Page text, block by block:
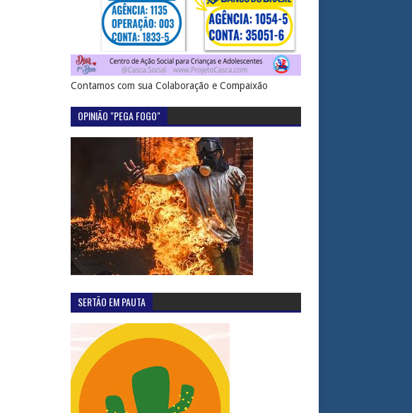
Contamos com sua Colaboração e Compaixão
OPINIÃO "PEGA FOGO"
SERTÃO EM PAUTA